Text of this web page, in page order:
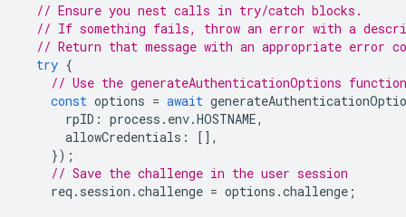
// Ensure you nest calls in try/catch blocks.
// If something fails, throw an error with a
// Return that message with an appropriate error
try {
// Use the generateAuthenticationOptions function
const options = await
rpID : process . env.HOSTNAME,
allowCredentials :
[],
});
// Save the challenge in the user session
req . session .challenge = options .challenge ;